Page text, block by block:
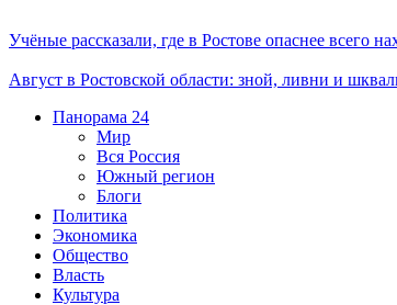
Учёные рассказали, где в Ростове опаснее всего
Август в Ростовской области: зной, ливни и
Панорама 24
Мир
Вся Россия
Южный регион
Блоги
Политика
Экономика
Общество
Власть
Культура